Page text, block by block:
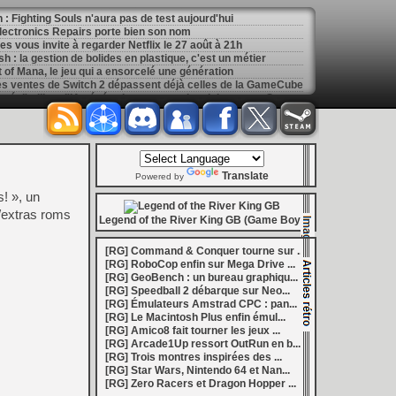
: Fighting Souls n'aura pas de test aujourd'hui
Repairs porte bien son nom
vous invite à regarder Netflix le 27 août à 21h
: la gestion de bolides en plastique, c'est un métier
Mana, le jeu qui a ensorcelé une génération
ventes de Switch 2 dépassent déjà celles de la GameCube
[
GK] Kingdom Hearts : accusé d'utiliser l'IA générative sur son visuel de promo, Square Enix invoque « l'erreur humaine »
de Halo : Campaign Evolved
[
GK] Inspiré par System Shock 2 et Doom 3, le FPS DERELIKT veut vous foutre la trouille à la fin 2026
l’affichage emblématique de la Game Boy
Éclatants » arriveront sur Switch 2 en octobre
: après un accueil mitigé, Game Freak va revoir sa copie
Champions Tactics, le jeu NFT ferme ses portes
: l'hymne ultime à la solitude a déjà quarante ans
le maintien des jeux physiques pour les joueurs
27 veut apporter du sang neuf avec le mode The Grounds
médiéval à petit prix pour la rentrée
inspiré des Zelda de la Game Boy arrivera à la rentrée 2026
Vault arrive sur le marché en 1.0
Hunter Wilds avec un prologue gratuit
[
GK] Mémoire cash - Retour sur Hybrid Heaven, l'étrange exclusivité Konami de la Nintendo 64
[
GK] Nouvelle grève à Quantic Dream (Detroit : Become Human) contre les 115 licenciements
[
GK] Mafia The Old Country : l'extension « Homme d'honneur » se dévoile avant sa sortie
Boy disponibles sur le Nintendo Switch Online
Dead : Streets of Survival tient sa date de sortie
[
GK] C'est officiel, Electronic Arts devient la propriété de l'Arabie saoudite et quitte le marché boursier
la 1.0, Amplitude bourre les nouvelles factions
», un
roms
Powered by Translate
Legend of the River King GB (Game Boy)
[RG] Command & Conquer tourne sur ...
[RG] RoboCop enfin sur Mega Drive ...
[RG] GeoBench : un bureau graphiqu...
[RG] Speedball 2 débarque sur Neo...
[RG] Émulateurs Amstrad CPC : pan...
[RG] Le Macintosh Plus enfin émul...
[RG] Amico8 fait tourner les jeux ...
[RG] Arcade1Up ressort OutRun en b...
[RG] Trois montres inspirées des ...
[RG] Star Wars, Nintendo 64 et Nan...
[RG] Zero Racers et Dragon Hopper ...